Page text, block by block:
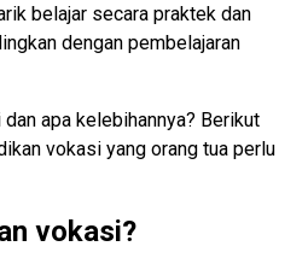
belajar secara praktek dan
dengan pembelajaran
apa kelebihannya? Berikut
vokasi yang orang tua perlu
vokasi?